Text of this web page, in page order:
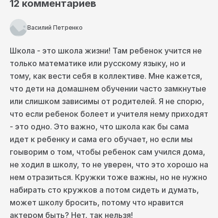
Подумала: «Господи, это какие-то странные
родители.
от юбки. Это, наверное, асоциальные люди.
общаются».
В общем, вся та мифология, которая связана с
семейным образованием, сразу же возникла у
меня в голове. Но потом я познакомилась с
человеком, которого зовут Игорь Моисеевич
Чапковский. Он очень известен среди людей,
которые практикуют семейное образование.
Ещё в 80-е годы Игорь Моисеевич забрал
своих детей на семейное обучение. У него их
четверо. Он — физик, супруга — математик.
Они жили в Академгородке. В те советские
времена семейного образования вообще-то
ещё не было.
Но им удалось договориться. Они всё-таки
забрали детей и увидели невероятные
результаты: и в академическом, и в
психологическом плане. Так их дети и
остались на семейном образовании. Сейчас
12 комментариев
Василий Петренко
Школа - это школа жизни! Там ребенок учится не
только математике или русскому языку, но и
тому, как вести себя в коллективе. Мне кажется,
что дети на домашнем обучении часто замкнутые
или слишком зависимы от родителей. Я не спорю,
что если ребенок болеет и учителя нему приходят
- это одно. Это важно, что школа как бы сама
идет к ребенку и сама его обучает, но если мы
гоыворим о том, чтобы ребенок сам учился дома,
не ходил в школу, то не уверен, что это хорошо на
нем отразиться. Кружки тоже важны, но не нужно
набирать сто кружков а потом сидеть и думать,
может школу бросить, потому что нравится
актером быть? Нет, так нельзя!